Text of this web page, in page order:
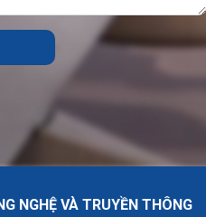
NGHỆ VÀ TRUYỀN THÔNG